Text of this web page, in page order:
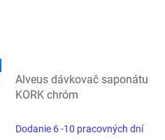
Alveus dávkovač saponátu
KORK chróm
Dodanie 6 -10 pracovných dní